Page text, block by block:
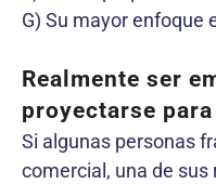
G) Su mayor enfoque
Realmente ser
proyectarse
Si algunas personas
comercial, una de